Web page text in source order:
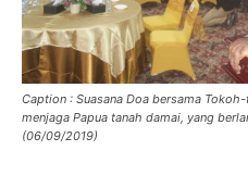
Caption : Suasana Doa bersama
menjaga Papua tanah damai, yang
(06/09/2019)